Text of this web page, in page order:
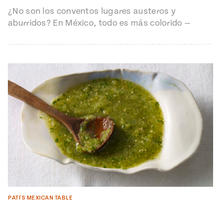
¿No son los conventos lugares austeros y
aburridos? En México, todo es más colorido —
PATI'S MEXICAN TABLE